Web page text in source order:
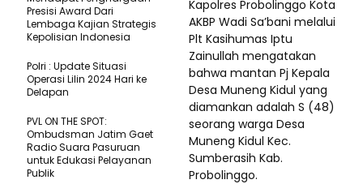
Kapolres Probolinggo Kota
AKBP Wadi Sa’bani melalui
Plt Kasihumas Iptu
Zainullah mengatakan
bahwa mantan Pj Kepala
Desa Muneng Kidul yang
diamankan adalah S (48)
seorang warga Desa
Muneng Kidul Kec.
Sumberasih Kab.
Probolinggo.
Presisi Award Dari
Lembaga Kajian Strategis
Kepolisian Indonesia
Polri : Update Situasi
Operasi Lilin 2024 Hari ke
Delapan
PVL ON THE SPOT:
Ombudsman Jatim Gaet
Radio Suara Pasuruan
untuk Edukasi Pelayanan
Publik